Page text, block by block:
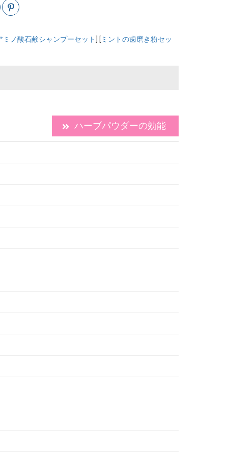
ミノ酸石鹸シャンプーセット ] [ミントの歯磨き粉セッ
ハーブパウダーの効能